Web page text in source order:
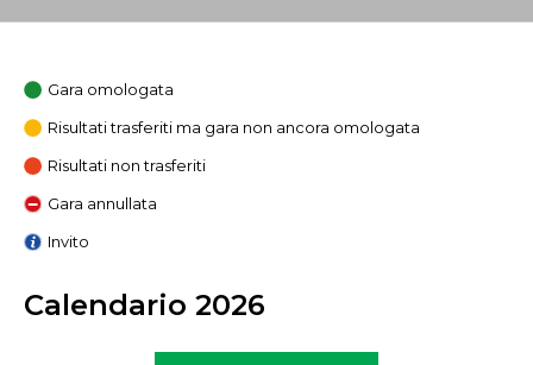
Gara omologata
Risultati trasferiti ma gara non ancora omologata
Risultati non trasferiti
Gara annullata
Invito
Calendario 2026